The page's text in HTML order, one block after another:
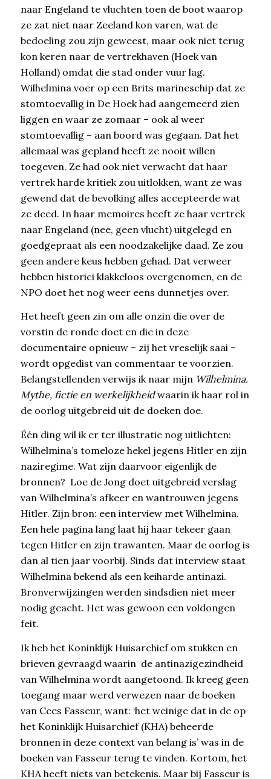
naar Engeland te vluchten toen de boot waarop
ze zat niet naar Zeeland kon varen, wat de
bedoeling zou zijn geweest, maar ook niet terug
kon keren naar de vertrekhaven (Hoek van
Holland) omdat die stad onder vuur lag.
Wilhelmina voer op een Brits marineschip dat ze
stomtoevallig in De Hoek had aangemeerd zien
liggen en waar ze zomaar – ook al weer
stomtoevallig – aan boord was gegaan. Dat het
allemaal was gepland heeft ze nooit willen
toegeven. Ze had ook niet verwacht dat haar
vertrek harde kritiek zou uitlokken, want ze was
gewend dat de bevolking alles accepteerde wat
ze deed. In haar memoires heeft ze haar vertrek
naar Engeland (nee, geen vlucht) uitgelegd en
goedgepraat als een noodzakelijke daad. Ze zou
geen andere keus hebben gehad. Dat verweer
hebben historici klakkeloos overgenomen, en de
NPO doet het nog weer eens dunnetjes over.
Het heeft geen zin om alle onzin die over de
vorstin de ronde doet en die in deze
documentaire opnieuw – zij het vreselijk saai –
wordt opgedist van commentaar te voorzien.
Belangstellenden verwijs ik naar mijn Wilhelmina.
Mythe, fictie en werkelijkheidwaarin ik haar rol in
de oorlog uitgebreid uit de doeken doe.
Één ding wil ik er ter illustratie nog uitlichten:
Wilhelmina’s tomeloze hekel jegens Hitler en zijn
naziregime. Wat zijn daarvoor eigenlijk de
bronnen? Loe de Jong doet uitgebreid verslag
van Wilhelmina’s afkeer en wantrouwen jegens
Hitler. Zijn bron: een interview met Wilhelmina.
Een hele pagina lang laat hij haar tekeer gaan
tegen Hitler en zijn trawanten. Maar de oorlog is
dan al tien jaar voorbij. Sinds dat interview staat
Wilhelmina bekend als een keiharde antinazi.
Bronverwijzingen werden sindsdien niet meer
nodig geacht. Het was gewoon een voldongen
feit.
Ik heb het Koninklijk Huisarchief om stukken en
brieven gevraagd waarin de antinazigezindheid
van Wilhelmina wordt aangetoond. Ik kreeg geen
toegang maar werd verwezen naar de boeken
van Cees Fasseur, want: ‘het weinige dat in de op
het Koninklijk Huisarchief (KHA) beheerde
bronnen in deze context van belang is’ was in de
boeken van Fasseur terug te vinden. Kortom, het
KHA heeft niets van betekenis. Maar bij Fasseur is